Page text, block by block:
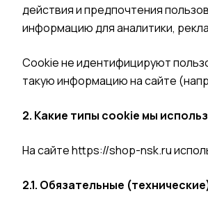
действия и предпочтения
информацию для аналитики,
Cookie не идентифицируют
такую информацию на сайте
2. Какие типы cookie мы
На сайтеhttps://shop-nsk.ru
2.1. Обязательные